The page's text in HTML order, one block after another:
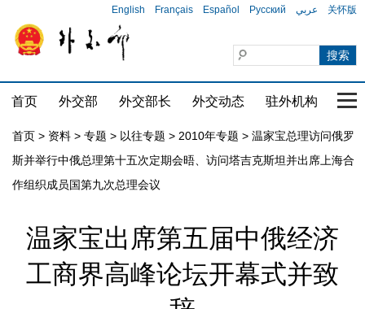
English Français Español Русский عربي 关怀版
首页 外交部 外交部长 外交动态 驻外机构 国
首页 > 资料 > 专题 > 以往专题 > 2010年专题 > 温家宝总理访问俄罗
斯并举行中俄总理第十五次定期会晤、访问塔吉克斯坦并出席上海合
作组织成员国第九次总理会议
温家宝出席第五届中俄经济
工商界高峰论坛开幕式并致